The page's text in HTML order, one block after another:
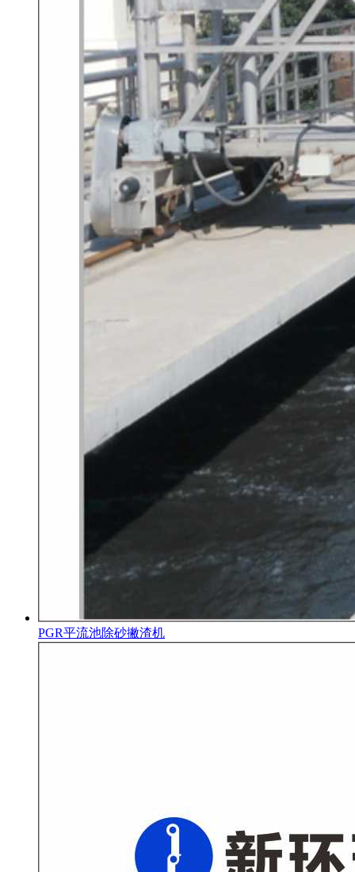
PGR平流池除砂撇渣机